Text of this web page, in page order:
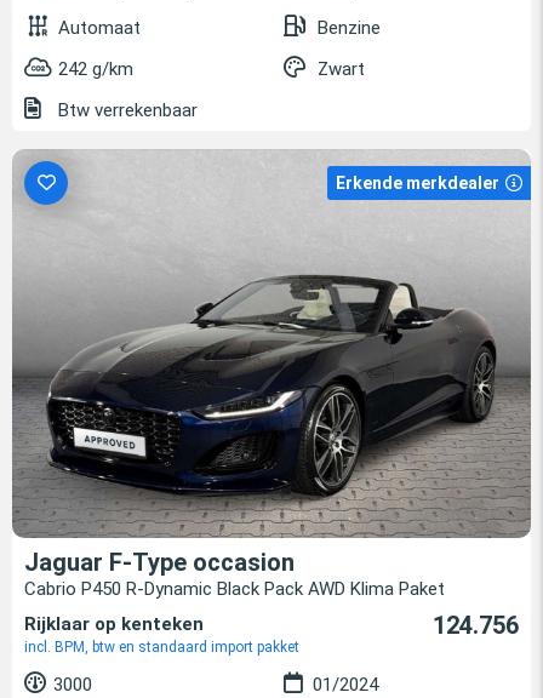
Automaat
Benzine
242 g/km
Zwart
Btw verrekenbaar
Erkende merkdealer
Jaguar F-Type occasion
Cabrio P450 R-Dynamic Black Pack AWD Klima Paket
Rijklaar op kenteken
incl. BPM, btw en standaard import pakket
124.756
3000
01/2024